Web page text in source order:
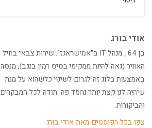
אודי בורג
בן 64 , מנהל IT ב"אמישראגז". שירות צבאי בחיל
האוויר (גאה להיות ממקימי בסיס רמון בנגב), מנסה
באמצעות בלוג זה לגרום לשינוי כלשהוא על מנת
שיהיה לנו קצת יותר נחמד פה. תודה לכל המבקרים
והביקורות.
צפו בכל הפוסטים מאת אודי בורג